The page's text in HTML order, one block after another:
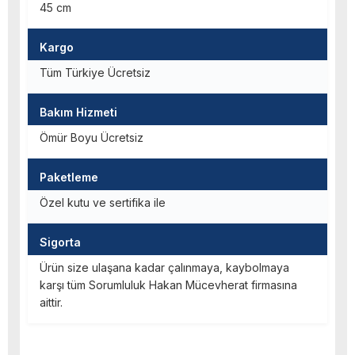
45 cm
Kargo
Tüm Türkiye Ücretsiz
Bakım Hizmeti
Ömür Boyu Ücretsiz
Paketleme
Özel kutu ve sertifika ile
Sigorta
Ürün size ulaşana kadar çalınmaya, kaybolmaya
karşı tüm Sorumluluk Hakan Mücevherat firmasına
aittir.